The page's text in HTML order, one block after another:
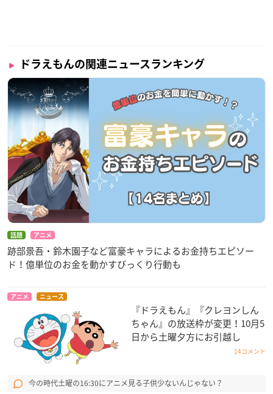
ドラえもんの関連ニュースランキング
話題 アニメ
跡部景吾・鈴木園子など富豪キャラによるお金持ちエピソー
ド！億単位のお金を動かすびっくり行動も
アニメ ニュース
『ドラえもん』『クレヨンしん
ちゃん』の放送枠が変更！10月5
日から土曜夕方にお引越し
14コメント
今の時代土曜の16:30にアニメ見る子供少ないんじゃない？